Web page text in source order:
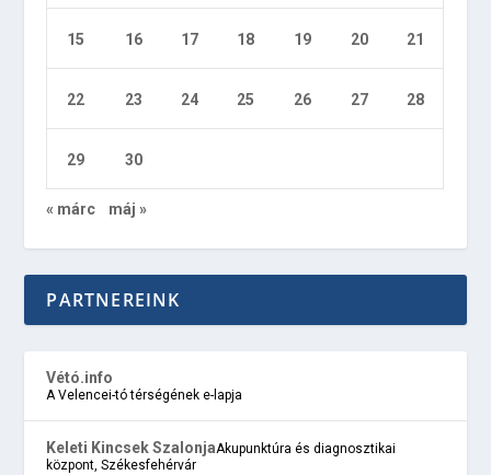
15 16 17 18 19 20 21
22 23 24 25 26 27 28
29 30
« márc máj »
PARTNEREINK
Vétó.info
A Velencei-tó térségének e-lapja
Keleti Kincsek SzalonjaAkupunktúra és diagnosztikai
központ, Székesfehérvár